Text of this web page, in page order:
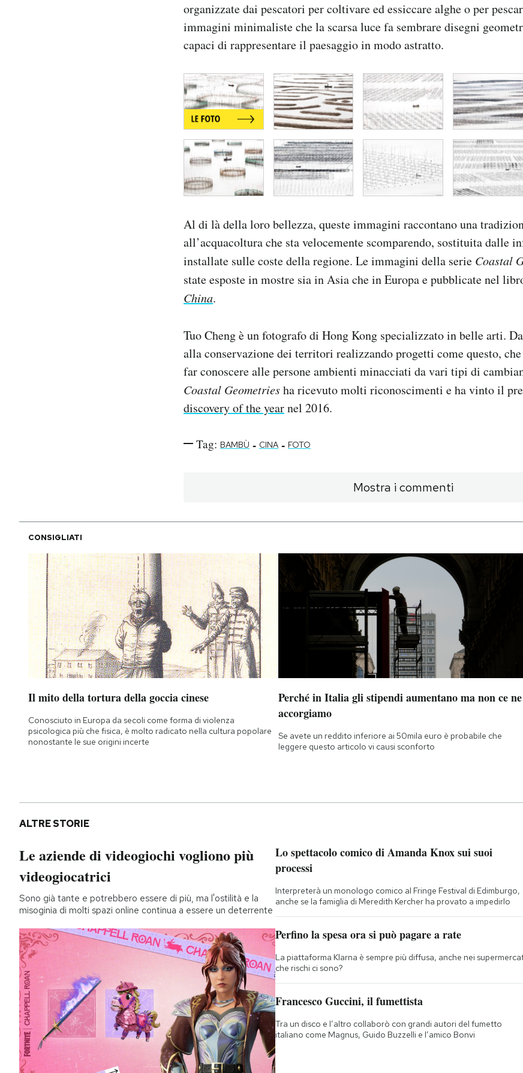
organizzate dai pescatori per coltivare ed essiccare alghe o per
immagini minimaliste che la scarsa luce fa sembrare disegni
capaci di rappresentare il paesaggio in modo astratto.
Al di là della loro bellezza, queste immagini raccontano una
all’acquacoltura che sta velocemente scomparendo, sostituita dalle
installate sulle coste della regione. Le immagini della serie Coastal
state esposte in mostre sia in Asia che in Europa e pubblicate nel
China.
Tuo Cheng è un fotografo di Hong Kong specializzato in belle arti.
alla conservazione dei territori realizzando progetti come questo,
far conoscere alle persone ambienti minacciati da vari tipi di
Coastal Geometriesha ricevuto molti riconoscimenti e ha vinto il
discovery of the yearnel 2016.
Tag: BAMBÙ - CINA - FOTO
Mostra i commenti
CONSIGLIATI
Il mito della tortura della goccia cinese
Conosciuto in Europa da secoli come forma di violenza
psicologica più che fisica, è molto radicato nella cultura popolare
nonostante le sue origini incerte
Perché in Italia gli stipendi aumentano ma non ce ne
accorgiamo
Se avete un reddito inferiore ai 50mila euro è probabile che
leggere questo articolo vi causi sconforto
ALTRE STORIE
Le aziende di videogiochi vogliono più
videogiocatrici
Sono già tante e potrebbero essere di più, ma l'ostilità e la
misoginia di molti spazi online continua a essere un deterrente
Lo spettacolo comico di Amanda Knox sui suoi
processi
Interpreterà un monologo comico al Fringe Festival di Edimburgo,
anche se la famiglia di Meredith Kercher ha provato a impedirlo
Perfino la spesa ora si può pagare a rate
La piattaforma Klarna è sempre più diffusa, anche nei
che rischi ci sono?
Francesco Guccini, il fumettista
Tra un disco e l’altro collaborò con grandi autori del fumetto
italiano come Magnus, Guido Buzzelli e l’amico Bonvi